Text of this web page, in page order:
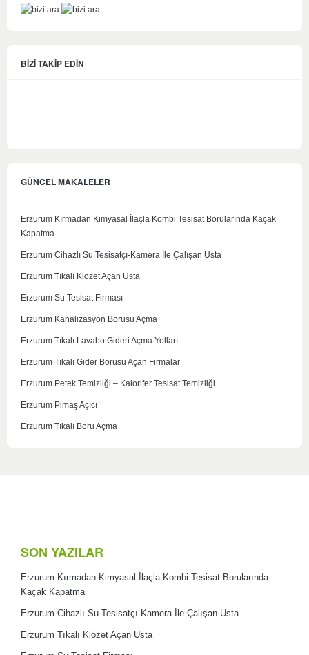
BİZİ TAKİP EDİN
GÜNCEL MAKALELER
Erzurum Kırmadan Kimyasal İlaçla Kombi Tesisat Borularında Kaçak
Kapatma
Erzurum Cihazlı Su Tesisatçı-Kamera İle Çalışan Usta
Erzurum Tıkalı Klozet Açan Usta
Erzurum Su Tesisat Firması
Erzurum Kanalizasyon Borusu Açma
Erzurum Tıkalı Lavabo Gideri Açma Yolları
Erzurum Tıkalı Gider Borusu Açan Firmalar
Erzurum Petek Temizliği – Kalorifer Tesisat Temizliği
Erzurum Pimaş Açıcı
Erzurum Tıkalı Boru Açma
SON YAZILAR
Erzurum Kırmadan Kimyasal İlaçla Kombi Tesisat Borularında
Kaçak Kapatma
Erzurum Cihazlı Su Tesisatçı-Kamera İle Çalışan Usta
Erzurum Tıkalı Klozet Açan Usta